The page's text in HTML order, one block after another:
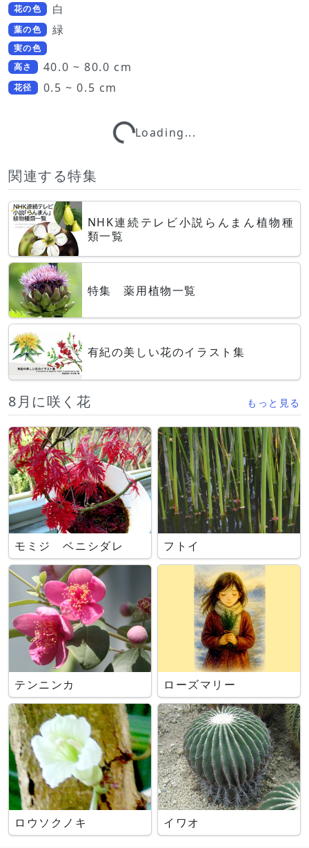
花の色 白
葉の色 緑
実の色
高さ
40.0 ~ 80.0 cm
花径 0.5 ~ 0.5 cm
Loading...Loading...
関連する特集
NHK連続テレビ小説らんまん植物種
類一覧
特集 薬用植物一覧
有紀の美しい花のイラスト集
8月に咲く花 もっと見る
モミジ ベニシダレ フトイ
テンニンカ ローズマリー
ロウソクノキ イワオ